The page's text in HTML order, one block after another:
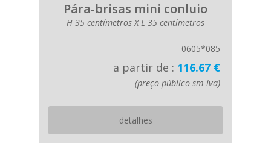
Pára-brisas mini conluio
H 35 centímetros X L 35 centímetros
0605*085
a partir de : 116.67 €
(preço público sm iva)
detalhes